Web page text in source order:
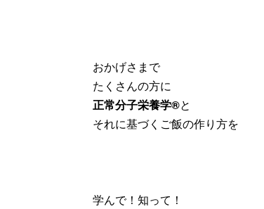
おかげさまで
たくさんの方に
正常分子栄養学®️と
それに基づくご飯の作り方を
学んで！知って！